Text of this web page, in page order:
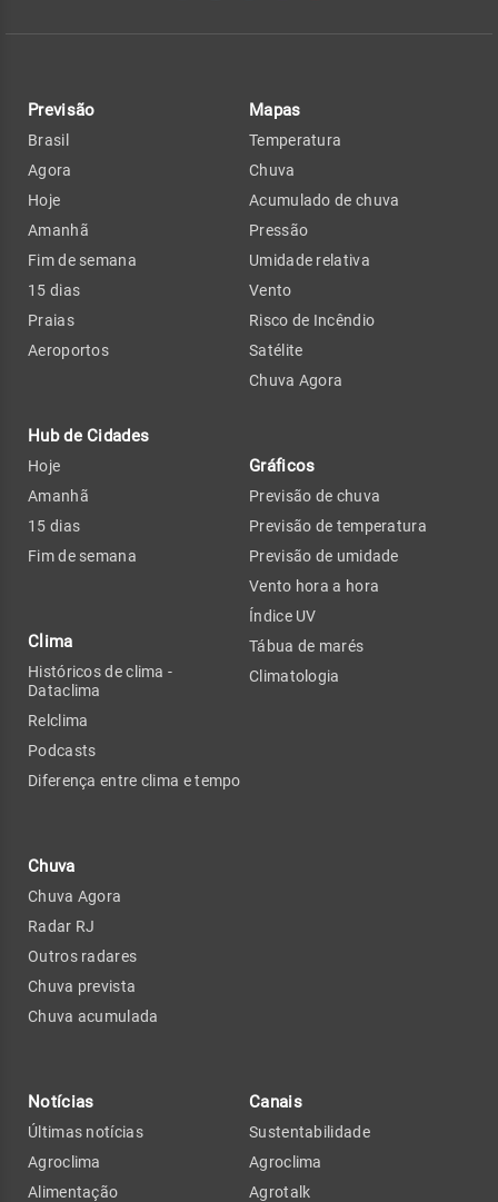
Previsão
Brasil
Agora
Hoje
Amanhã
Fim de semana
15 dias
Praias
Aeroportos
Hub de Cidades
Hoje
Amanhã
15 dias
Fim de semana
Clima
Históricos de clima -
Dataclima
Relclima
Podcasts
Diferença entre clima e tempo
Chuva
Chuva Agora
Radar RJ
Outros radares
Chuva prevista
Chuva acumulada
Mapas
Temperatura
Chuva
Acumulado de chuva
Pressão
Umidade relativa
Vento
Risco de Incêndio
Satélite
Chuva Agora
Gráficos
Previsão de chuva
Previsão de temperatura
Previsão de umidade
Vento hora a hora
Índice UV
Tábua de marés
Climatologia
Notícias
Últimas notícias
Agroclima
Alimentação
Canais
Sustentabilidade
Agroclima
Agrotalk